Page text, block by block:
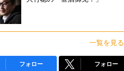
一覧を見る
フォロー フォロー